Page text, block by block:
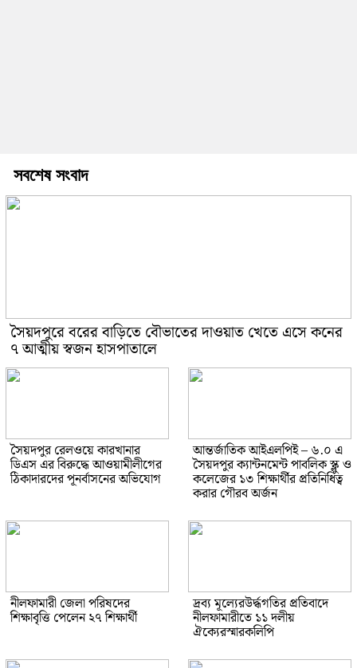
সবশেষ সংবাদ
সৈয়দপুরে বরের বাড়িতে বৌভাতের দাওয়াত খেতে এসে কনের
৭ আত্মীয় স্বজন হাসপাতালে
সৈয়দপুর রেলওয়ে কারখানার
ডিএস এর বিরুদ্ধে আওয়ামীলীগের
ঠিকাদারদের পূনর্বাসনের অভিযোগ
আন্তর্জাতিক আইএলপিই – ৬.০ এ
সৈয়দপুর ক্যান্টনমেন্ট পাবলিক স্ক্লু ও
কলেজের ১৩ শিক্ষার্থীর প্রতিনিধিত্ব
করার গৌরব অর্জন
নীলফামারী জেলা পরিষদের
শিক্ষাবৃত্তি পেলেন ২৭ শিক্ষার্থী
দ্রব্য মূল্যেরউর্দ্ধগতির প্রতিবাদে
নীলফামারীতে ১১ দলীয়
ঐক্যেরস্মারকলিপি